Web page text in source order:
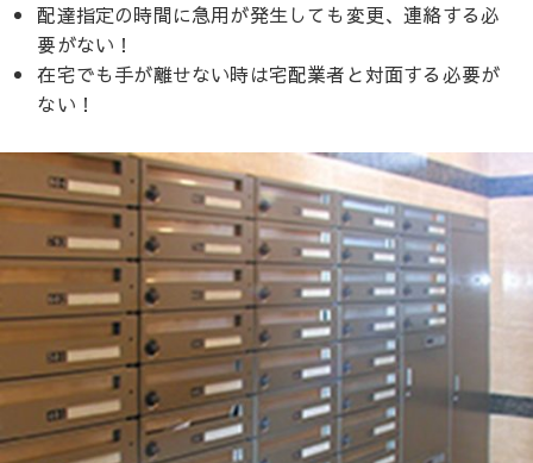
配達指定の時間に急用が発生しても変更、連絡する必
要がない！
在宅でも手が離せない時は宅配業者と対面する必要が
ない！